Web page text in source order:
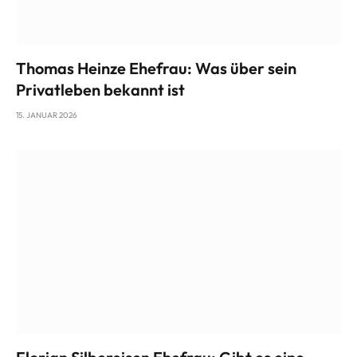
Thomas Heinze Ehefrau: Was über sein
Privatleben bekannt ist
15. JANUAR 2026